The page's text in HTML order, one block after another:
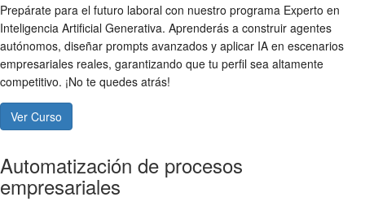
Prepárate para el futuro laboral con nuestro programa Experto en
Inteligencia Artificial Generativa. Aprenderás a construir agentes
autónomos, diseñar prompts avanzados y aplicar IA en escenarios
empresariales reales, garantizando que tu perfil sea altamente
competitivo. ¡No te quedes atrás!
Ver Curso
Automatización de procesos
empresariales